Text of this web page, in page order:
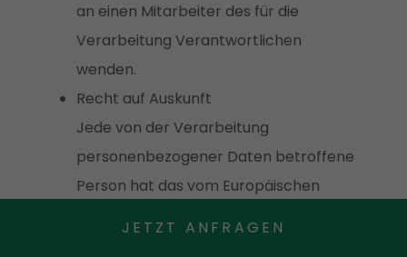
an einen Mitarbeiter des für die
Verarbeitung Verantwortlichen
wenden.
Recht auf Auskunft
Jede von der Verarbeitung
personenbezogener Daten betroffene
Person hat das vom Europäischen
JETZT ANFRAGEN